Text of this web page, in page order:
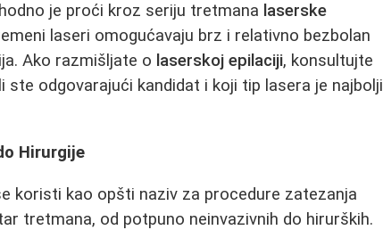
je proći kroz seriju tretmana laserske
laseri omogućavaju brz i relativno bezbolan
Ako razmišljate o laserskoj epilaciji, konsultujte
odgovarajući kandidat i koji tip lasera je najbolji
Hirurgije
koristi kao opšti naziv za procedure zatezanja
tretmana, od potpuno neinvazivnih do hirurških.